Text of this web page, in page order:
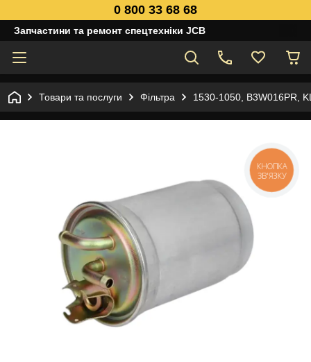
0 800 33 68 68
Запчастини та ремонт спецтехніки JCB
Товари та послуги Фільтра 1530-1050, B3W016PR,
КНОПКА
ЗВ'ЯЗКУ